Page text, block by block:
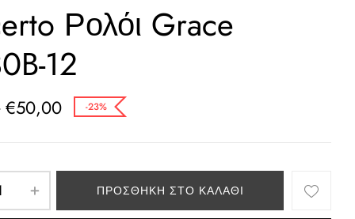
Ρολόι Grace
12
€50,00 -23%
ΠΡΟΣΘΉΚΗ ΣΤΟ ΚΑΛΆΘΙ